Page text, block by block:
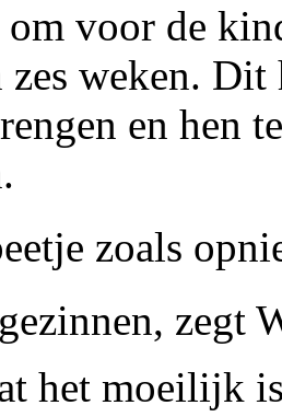
voor de
weken.
en hen
zoals
zegt
het moeilijk